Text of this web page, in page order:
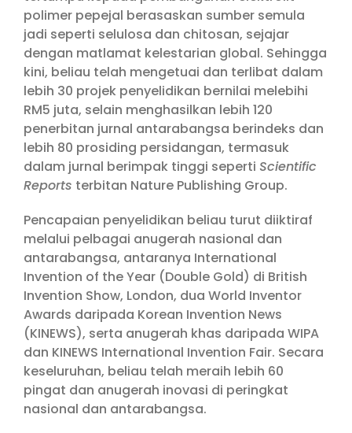
polimer pepejal berasaskan sumber semula
jadi seperti selulosa dan chitosan, sejajar
dengan matlamat kelestarian global. Sehingga
kini, beliau telah mengetuai dan terlibat dalam
lebih 30 projek penyelidikan bernilai melebihi
RM5 juta, selain menghasilkan lebih 120
penerbitan jurnal antarabangsa berindeks dan
lebih 80 prosiding persidangan, termasuk
dalam jurnal berimpak tinggi seperti Scientific
Reports terbitan Nature Publishing Group.
Pencapaian penyelidikan beliau turut diiktiraf
melalui pelbagai anugerah nasional dan
antarabangsa, antaranya International
Invention of the Year (Double Gold) di British
Invention Show, London, dua World Inventor
Awards daripada Korean Invention News
(KINEWS), serta anugerah khas daripada WIPA
dan KINEWS International Invention Fair. Secara
keseluruhan, beliau telah meraih lebih 60
pingat dan anugerah inovasi di peringkat
nasional dan antarabangsa.